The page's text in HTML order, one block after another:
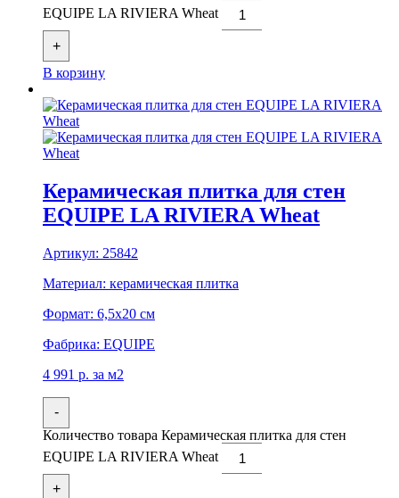
EQUIPE LA RIVIERA Wheat
+
В корзину
Керамическая плитка для стен
EQUIPE LA RIVIERA Wheat
Артикул: 25842
Материал: керамическая плитка
Формат: 6,5x20 см
Фабрика: EQUIPE
4 991 р. за м2
-
Количество товара Керамическая плитка для стен
EQUIPE LA RIVIERA Wheat
+